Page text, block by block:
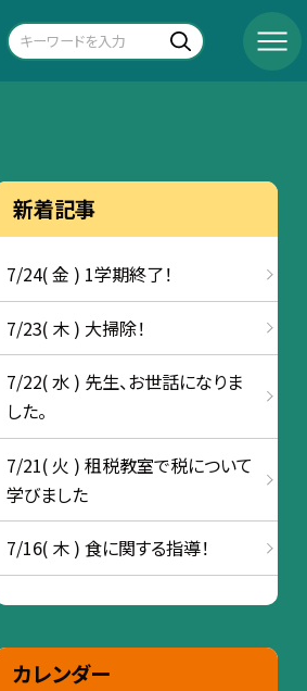
新着記事
7/24( 金 ) 1学期終了！
7/23( 木 ) 大掃除！
7/22( 水 ) 先生、お世話になりま
した。
7/21( 火 ) 租税教室で税について
学びました
7/16( 木 ) 食に関する指導！
カレンダー